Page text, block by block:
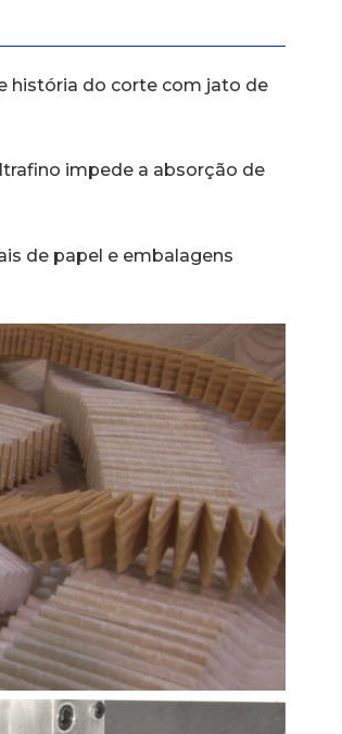
história do corte com jato de
impede a absorção de
de papel e embalagens